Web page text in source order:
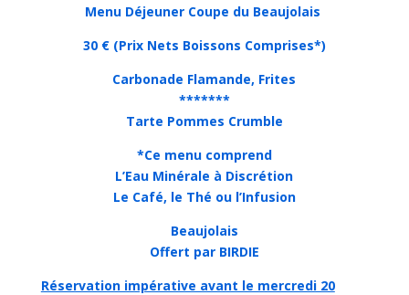
Menu Déjeuner Coupe du Beaujolais
30 € (Prix Nets Boissons Comprises*)
Carbonade Flamande, Frites
*******
Tarte Pommes Crumble
*Ce menu comprend
L’Eau Minérale à Discrétion
Le Café, le Thé ou l’Infusion
Beaujolais
Offert par BIRDIE
Réservation impérative avant le mercredi 20